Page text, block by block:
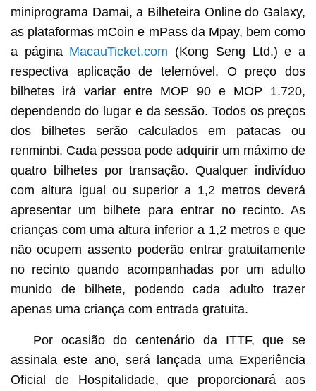
miniprograma Damai, a Bilheteira Online do Galaxy,
as plataformas mCoin e mPass da Mpay, bem como
a página MacauTicket.com (Kong Seng Ltd.) e a
respectiva aplicação de telemóvel. O preço dos
bilhetes irá variar entre MOP 90 e MOP 1.720,
dependendo do lugar e da sessão. Todos os preços
dos bilhetes serão calculados em patacas ou
renminbi. Cada pessoa pode adquirir um máximo de
quatro bilhetes por transação. Qualquer indivíduo
com altura igual ou superior a 1,2 metros deverá
apresentar um bilhete para entrar no recinto. As
crianças com uma altura inferior a 1,2 metros e que
não ocupem assento poderão entrar gratuitamente
no recinto quando acompanhadas por um adulto
munido de bilhete, podendo cada adulto trazer
apenas uma criança com entrada gratuita.
Por ocasião do centenário da ITTF, que se
assinala este ano, será lançada uma Experiência
Oficial de Hospitalidade, que proporcionará aos